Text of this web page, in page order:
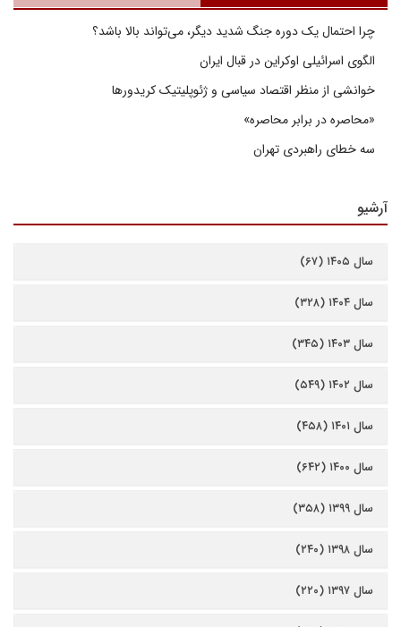
چرا احتمال یک دوره جنگ شدید دیگر، می‌تواند بالا باشد؟
الگوی اسرائیلی اوکراین در قبال ایران
خوانشی از منظر اقتصاد سیاسی و ژئوپلیتیک کریدورها
«محاصره در برابر محاصره»
سه خطای راهبردی تهران
آرشیو
سال ۱۴۰۵ (۶۷)
سال ۱۴۰۴ (۳۲۸)
سال ۱۴۰۳ (۳۴۵)
سال ۱۴۰۲ (۵۴۹)
سال ۱۴۰۱ (۴۵۸)
سال ۱۴۰۰ (۶۴۲)
سال ۱۳۹۹ (۳۵۸)
سال ۱۳۹۸ (۲۴۰)
سال ۱۳۹۷ (۲۲۰)